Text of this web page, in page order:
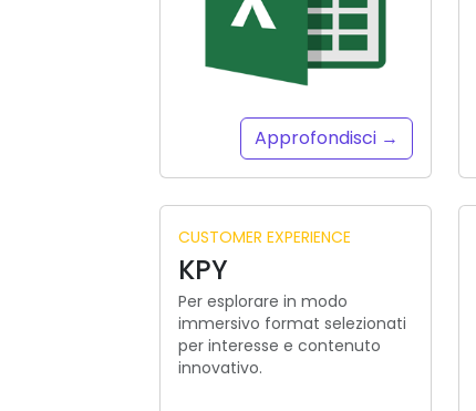
Approfondisci →
CUSTOMER EXPERIENCE
KPY
Per esplorare in modo
immersivo format selezionati
per interesse e contenuto
innovativo.